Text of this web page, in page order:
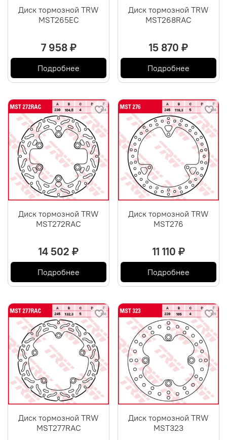
Диск тормозной TRW
MST265EC
7 958 ₽
Подробнее
Диск тормозной TRW
MST268RAC
15 870 ₽
Подробнее
Диск тормозной TRW
MST272RAC
14 502 ₽
Подробнее
Диск тормозной TRW
MST276
11 110 ₽
Подробнее
Диск тормозной TRW
MST277RAC
Диск тормозной TRW
MST323